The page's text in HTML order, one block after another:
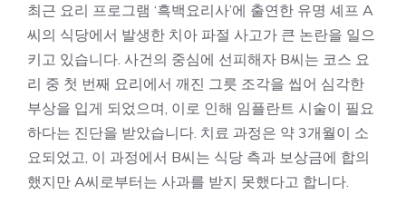
최근 요리 프로그램 ‘흑백요리사’에 출연한 유명 셰프 A
씨의 식당에서 발생한 치아 파절 사고가 큰 논란을 일으
키고 있습니다. 사건의 중심에 선피해자 B씨는 코스 요
리 중 첫 번째 요리에서 깨진 그릇 조각을 씹어 심각한
부상을 입게 되었으며, 이로 인해 임플란트 시술이 필요
하다는 진단을 받았습니다. 치료 과정은 약 3개월이 소
요되었고, 이 과정에서 B씨는 식당 측과 보상금에 합의
했지만 A씨로부터는 사과를 받지 못했다고 합니다.